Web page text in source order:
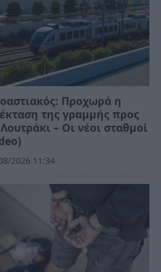
Προχωρά η
της γραμμής προς
– Οι νέοι σταθμοί
2026 11:34